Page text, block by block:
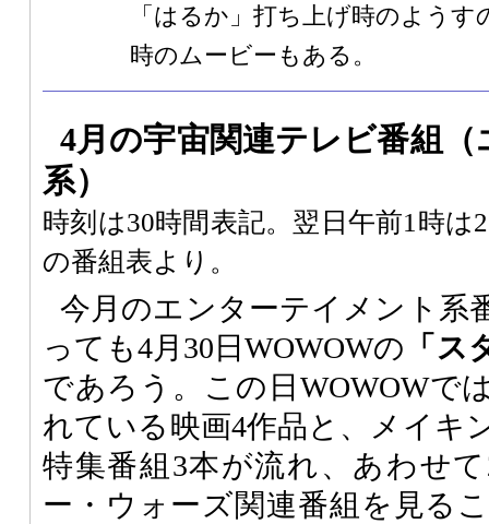
「はるか」打ち上げ時のよう
時のムービーもある。
4月の宇宙関連テレビ番組
系）
時刻は30時間表記。翌日午前1時は
の番組表より。
今月のエンターテイメント系
っても4月30日WOWOWの 「
であろう。この日WOWOWで
れている映画4作品と、メイキ
特集番組3本が流れ、あわせ
ー・ウォーズ関連番組を見る